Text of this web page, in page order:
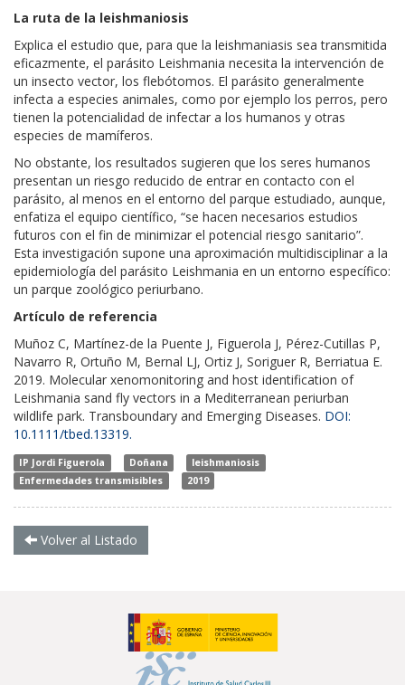
La ruta de la leishmaniosis
Explica el estudio que, para que la leishmaniasis sea transmitida
eficazmente, el parásito Leishmania necesita la intervención de
un insecto vector, los flebótomos. El parásito generalmente
infecta a especies animales, como por ejemplo los perros, pero
tienen la potencialidad de infectar a los humanos y otras
especies de mamíferos.
No obstante, los resultados sugieren que los seres humanos
presentan un riesgo reducido de entrar en contacto con el
parásito, al menos en el entorno del parque estudiado, aunque,
enfatiza el equipo científico, “se hacen necesarios estudios
futuros con el fin de minimizar el potencial riesgo sanitario”.
Esta investigación supone una aproximación multidisciplinar a la
epidemiología del parásito Leishmania en un entorno específico:
un parque zoológico periurbano.
Artículo de referencia
Muñoz C, Martínez-de la Puente J, Figuerola J, Pérez-Cutillas P,
Navarro R, Ortuño M, Bernal LJ, Ortiz J, Soriguer R, Berriatua E.
2019. Molecular xenomonitoring and host identification of
Leishmania sand fly vectors in a Mediterranean periurban
wildlife park. Transboundary and Emerging Diseases. DOI:
10.1111/tbed.13319.
IP Jordi Figuerola Doñana
leishmaniosis
Enfermedades transmisibles
2019
Volver al Listado